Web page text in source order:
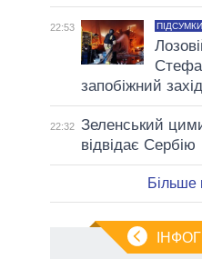
22:53 ПІДСУМКИ
запобіжний
22:32 Зеленський
відвідає Сербію
Більше